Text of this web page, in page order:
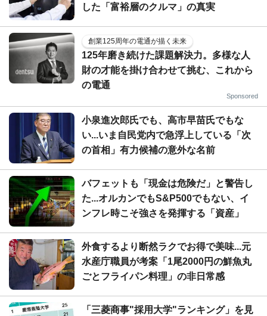
した「富裕層のクルマ」の真実
創業125周年の電通が描く未来
125年磨き続けた課題解決力。多様な人
財の才能を掛け合わせて挑む、これから
の電通
Sponsored
小泉進次郎氏でも、高市早苗氏でもな
い...いま自民党内で急浮上している「次
の首相」有力候補の意外な名前
バフェットも「現金は危険だ」と警告し
た...オルカンでもS&P500でもない、イ
ンフレ時こそ強さを発揮する「資産」
外食するより断然ラクでお得で美味...元
水産庁職員が考案「1尾2000円の鮮魚丸
ごとフライパン料理」の非日常感
「三菱商事"採用大学"ランキング」を見